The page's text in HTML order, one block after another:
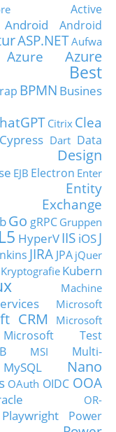
Active
Android
Android
ASP.NETAufwa
Azure
Azure
Best
BPMN Busines
Citrix Clea
Cypress Dart Data
Design
EJB Electron Enter
Entity
Exchange
Go gRPC Gruppen
HyperVIIS iOSJ
JIRA JPA jQuer
Kryptografie Kubern
Machine
Microsoft
CRM
Microsoft
Microsoft Test
MSI
Multi-
MySQL
Nano
OAuth OIDC OOA
OR-
Playwright
Power